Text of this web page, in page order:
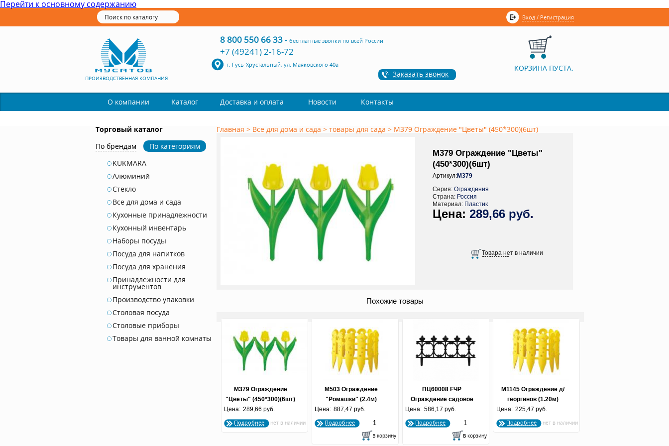
Перейти к основному содержанию
Вход / Регистрация
ПРОИЗВОДСТВЕННАЯ КОМПАНИЯ
8 800 550 66 33- бесплатные звонки по всей России
+7 (49241) 2-16-72
г. Гусь-Хрустальный, ул. Маяковского 40а
Заказать звонок
КОРЗИНА ПУСТА.
О компании Каталог Доставка и оплата Новости Контакты
Торговый каталог
По брендам
По категориям
KUKMARA
Алюминий
Стекло
Все для дома и сада
Кухонные принадлежности
Кухонный инвентарь
Наборы посуды
Посуда для напитков
Посуда для хранения
Принадлежности для
инструментов
Производство упаковки
Столовая посуда
Столовые приборы
Товары для ванной комнаты
Главная > Все для дома и сада > товары для сада > М379 Ограждение "Цветы" (450*300)(6шт)
М379 Ограждение "Цветы"
(450*300)(6шт)
Артикул:М379
Серия: Ограждения
Страна: Россия
Материал: Пластик
289,66 руб.
Похожие товары
М379 Ограждение
"Цветы" (450*300)(6шт)
Цена: 289,66 руб.
Подробнее
М503 Ограждение
"Ромашки" (2.4м)
Цена: 887,47 руб.
Подробнее
ПЦ60008 FЧР
Ограждение садовое
декоративное Корсика
черный
Цена: 586,17 руб.
Подробнее
М1145 Ограждение д/
георгинов (1.20м)
Цена: 225,47 руб.
Подробнее